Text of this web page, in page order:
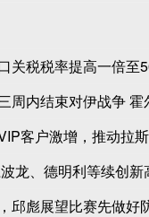
关税税率提高一倍至
周内结束对伊战争 霍
客户激增，推动拉
龙、德明利等续创新
邱彪展望比赛先做好